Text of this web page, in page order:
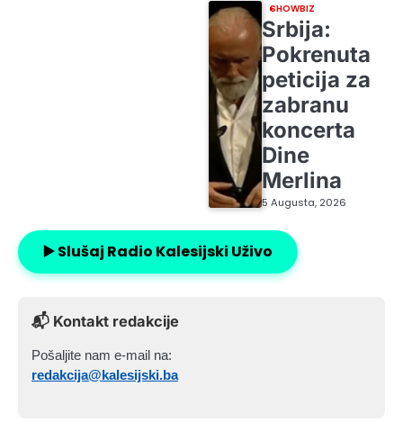
SHOWBIZ
Srbija:
Pokrenuta
peticija za
zabranu
koncerta
Dine
Merlina
5 Augusta, 2026
▶️ Slušaj Radio Kalesijski Uživo
📬 Kontakt redakcije
Pošaljite nam e-mail na:
redakcija@kalesijski.ba